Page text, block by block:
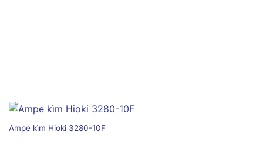
Ampe kìm Hioki 3280-10F